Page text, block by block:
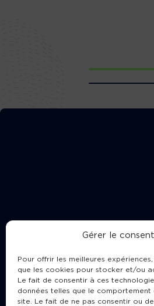
Gérer le
Pour offrir les meilleures
que les cookies pour stocker et/ou
Le fait de consentir à ces
données telles que le comportement
site. Le fait de ne pas consentir ou